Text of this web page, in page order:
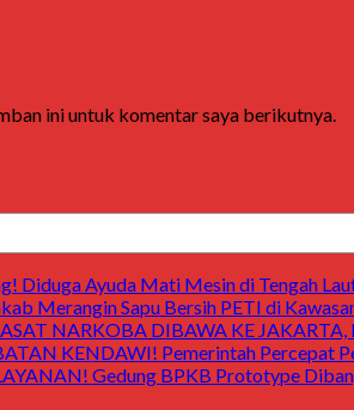
ini untuk komentar saya berikutnya.
Diduga Ayuda Mati Mesin di Tengah
Merangin Sapu Bersih PETI di
NARKOBA DIBAWA KE
KENDAWI! Pemerintah Percepat
Gedung BPKB Prototype